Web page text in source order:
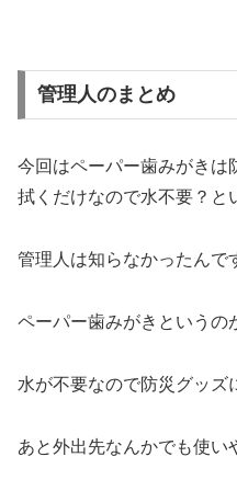
管理人のまとめ
今回はペーパー歯みがきは
拭くだけなので水不要？と
管理人は知らなかったんで
ペーパー歯みがきというの
水が不要なので防災グッズ
あと外出先なんかでも使い